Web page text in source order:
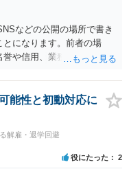
などの公開の場所で書き
になります。前者の場
や信用、業務にかかる犯
能性と初動対応に
解雇・退学回避
役にたった 2